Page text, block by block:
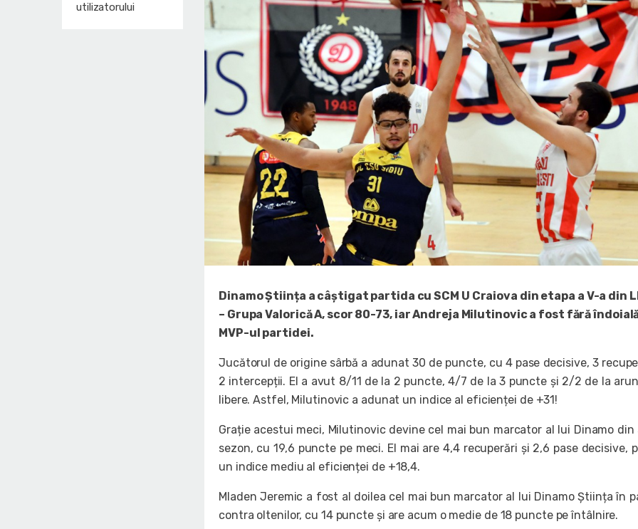
utilizatorului
Dinamo Știința a câștigat partida cu SCM U Craiova din etapa a V-a din
– Grupa Valorică A, scor 80-73, iar Andreja Milutinovic a fost fără
MVP-ul partidei.
Jucătorul de origine sârbă a adunat 30 de puncte, cu 4 pase decisive, 3
2 intercepții. El a avut 8/11 de la 2 puncte, 4/7 de la 3 puncte și 2/2 de la
libere. Astfel, Milutinovic a adunat un indice al eficienței de +31!
Grație acestui meci, Milutinovic devine cel mai bun marcator al lui Dinamo din
sezon, cu 19,6 puncte pe meci. El mai are 4,4 recuperări și 2,6 pase decisive,
un indice mediu al eficienței de +18,4.
Mladen Jeremic a fost al doilea cel mai bun marcator al lui Dinamo Știința în
contra oltenilor, cu 14 puncte și are acum o medie de 18 puncte pe întâlnire.